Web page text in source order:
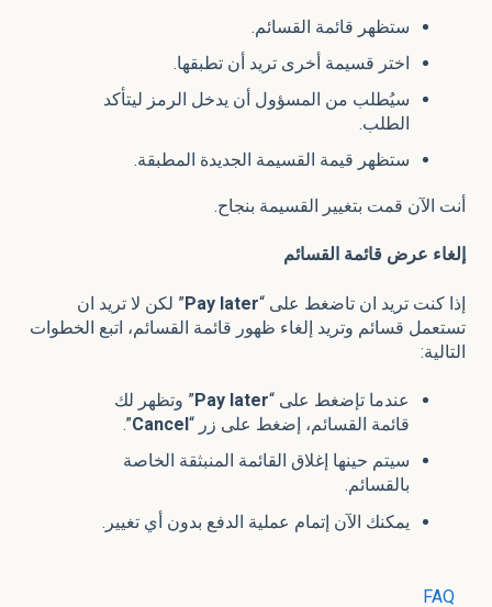
ستظهر قائمة القسائم.
اختر قسيمة أخرى تريد أن تطبقها.
سيُطلب من المسؤول أن يدخل الرمز ليتأكد
الطلب.
ستظهر قيمة القسيمة الجديدة المطبقة.
أنت الآن قمت بتغيير القسيمة بنجاح.
إلغاء عرض قائمة القسائم
إذا كنت تريد ان تاضغط على “ Pay later
” لكن لا تريد ان
تستعمل قسائم وتريد إلغاء ظهور قائمة القسائم، اتبع الخطوات
التالية:
عندما تإضغط على “ Pay later
” وتظهر لك
قائمة القسائم، إضغط على زر “ Cancel
”.
سيتم حينها إغلاق القائمة المنبثقة الخاصة
بالقسائم.
يمكنك الآن إتمام عملية الدفع بدون أي تغيير.
FAQ